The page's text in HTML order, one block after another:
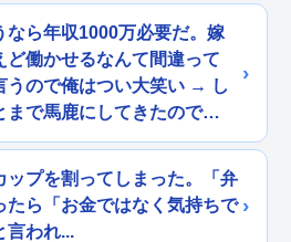
なら年収1000万必要だ。嫁
ど働かせるなんて間違って
うので俺はつい大笑い → し
まで馬鹿にしてきたので…
ップを割ってしまった。「弁
たら「お金ではなく気持ちで
言われ...